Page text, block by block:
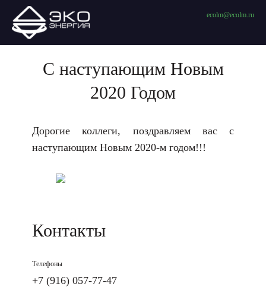
ecolm@ecolm.ru
С наступающим Новым
2020 Годом
Дорогие коллеги, поздравляем вас с
наступающим Новым 2020-м годом!!!
Контакты
Телефоны
+7 (916) 057-77-47